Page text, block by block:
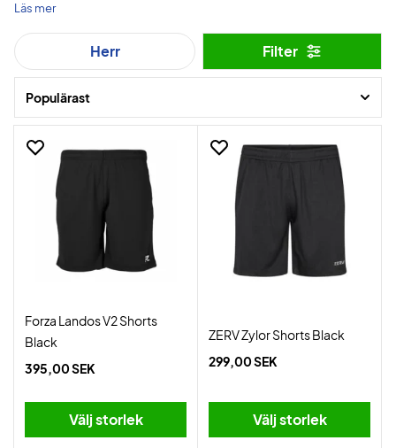
både specialerbjudanden och de mest populära
badmintonshortsen i härlig kvalitet.
Hitta dina favoriter här på sidan och få dem levererade blixtsnabbt.
Läs mer
Herr Filter
Populärast
Forza Landos V2 Shorts
Black
395,00 SEK
Välj storlek
ZERV Zylor Shorts Black
299,00 SEK
Välj storlek